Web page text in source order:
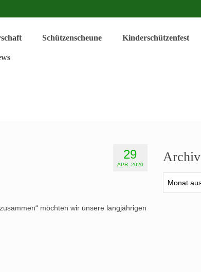
Schützenscheune Kinderschützenfest
29
APR. 2020
möchten wir unsere langjährigen
Archiv